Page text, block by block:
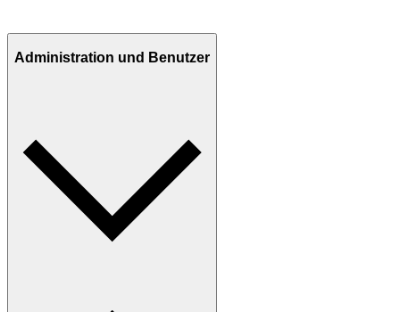
Administration und Benutzer